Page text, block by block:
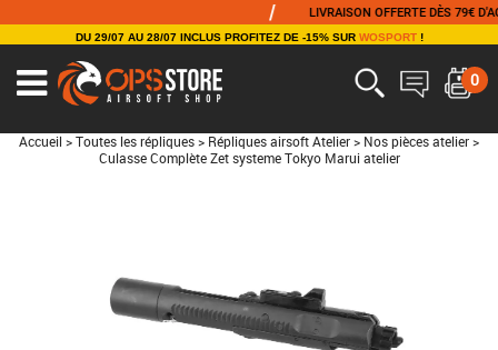
LIVRAISON OFFERTE DÈS 79€
DU 29/07 AU 28/07 INCLUS PROFITEZ DE -15% SUR WOSPORT!
0
Accueil > Toutes les répliques > Répliques airsoft Atelier > Nos pièces atelier >
Culasse Complète Zet systeme Tokyo Marui atelier